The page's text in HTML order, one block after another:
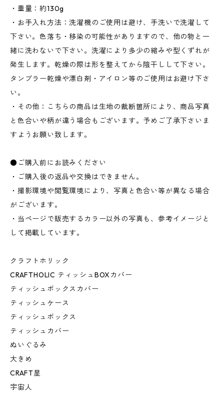
・重量：約130g
・お手入れ方法：洗濯機のご使用は避け、手洗いで洗濯して
下さい。色落ち・移染の可能性がありますので、他の物と一
緒に洗わないで下さい。洗濯により多少の縮みや型くずれが
発生します。乾燥の際は形を整えてから陰干しして下さい。
タンブラー乾燥や漂白剤・アイロン等のご使用はお避け下さ
い。
・その他：こちらの商品は生地の裁断箇所により、商品写真
と色合いや柄が違う場合もございます。予めご了承下さいま
すようお願い致します。
●ご購入前にお読みください
・ご購入後の返品や交換はできません。
・撮影環境や閲覧環境により、写真と色合い等が異なる場合
がございます。
・当ページで販売するカラー以外の写真も、参考イメージと
して掲載しています。
クラフトホリック
CRAFTHOLIC ティッシュBOXカバー
ティッシュボックスカバー
ティッシュケース
ティッシュボックス
ティッシュカバー
ぬいぐるみ
大きめ
CRAFT星
宇宙人